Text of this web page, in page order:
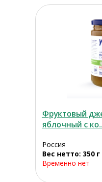
Фруктовый
яблочный с
Россия
Вес нетто: 350 г
Временно нет